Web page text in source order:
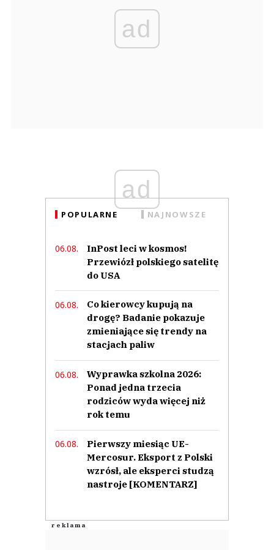
ad
ad
POPULARNE NAJNOWSZE
06.08.
InPost leci w kosmos!
Przewiózł polskiego satelitę
do USA
06.08.
Co kierowcy kupują na
drogę? Badanie pokazuje
zmieniające się trendy na
stacjach paliw
06.08.
Wyprawka szkolna 2026:
Ponad jedna trzecia
rodziców wyda więcej niż
rok temu
06.08.
Pierwszy miesiąc UE-
Mercosur. Eksport z Polski
wzrósł, ale eksperci studzą
nastroje [KOMENTARZ]